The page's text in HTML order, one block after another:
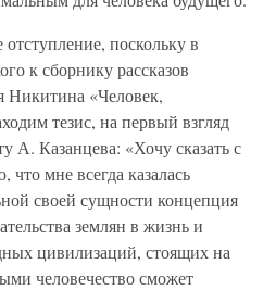
поскольку в
к сборнику рассказов
Никитина «Человек,
тезис, на первый взгляд
А. Казанцева: «Хочу сказать с
мне всегда казалась
своей сущности концепция
землян в жизнь и
цивилизаций, стоящих на
человечество сможет